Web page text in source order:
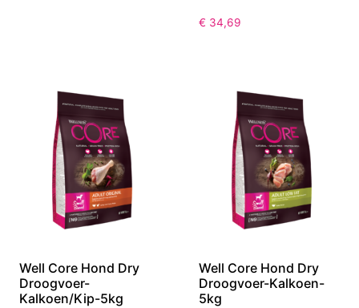
€ 34,69
Well Core Hond Dry
Droogvoer-
Kalkoen/Kip-5kg
Well Core Hond Dry
Droogvoer-Kalkoen-
5kg